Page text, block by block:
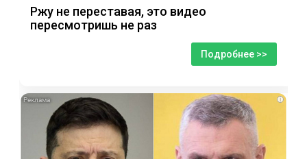
Ржу не переставая, это видео
пересмотришь не раз
Подробнее >>
i